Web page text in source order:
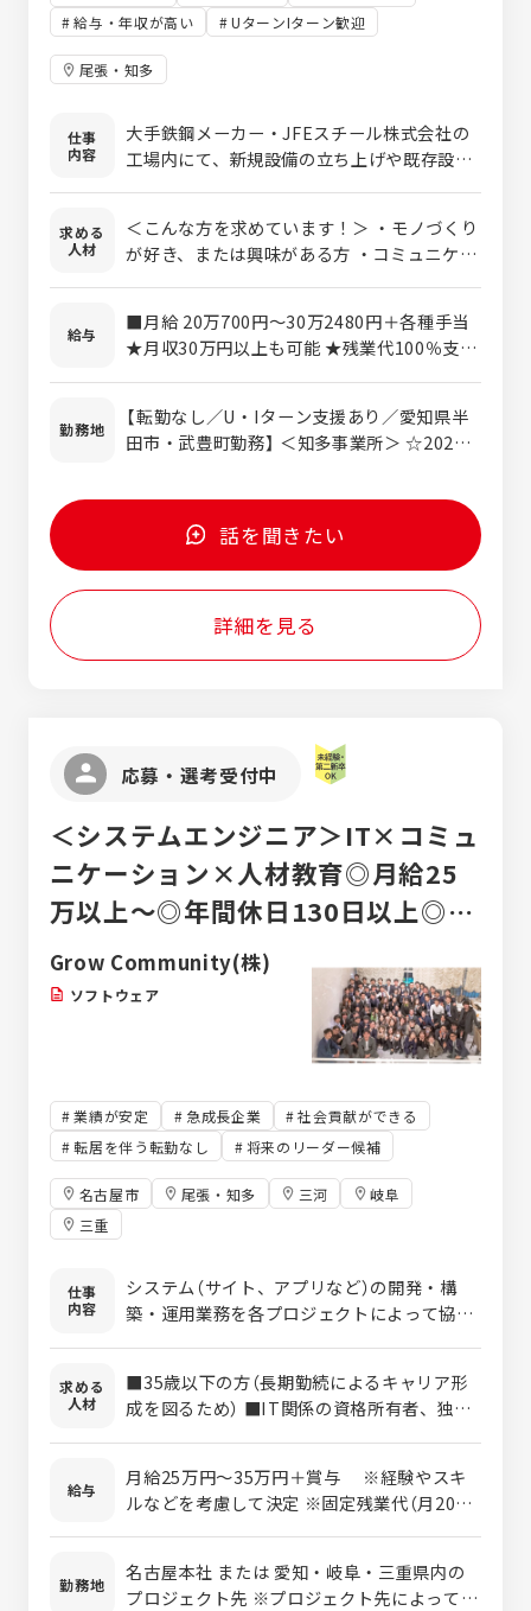
給与・年収が高い
UターンIターン歓迎
尾張・知多
仕事
内容
大手鉄鋼メーカー・JFEスチール株式会社の
工場内にて、新規設備の立ち上げや既存設備
きます。 ＜主な業務内容＞ ■溶接 鉄板の接
合や設備用の台製作など、溶接を中心とした
現場作業を行います。 ■施工管理 見積作成、
部材発注、現場での指示出し、工程・安全管
理などを担当します。 ■機械設計 CADを使
接業務からスタート。 先輩社員について、安
全ルールや設備知識、仕事の流れを基礎から
専門業務へステップアップしていきます。 ＜
職場の特長＞ ・20〜60代まで幅広い世代が
活躍中 ・風通しが良く、相談しやすい環境
・JFEスチール社員とも連携しながら業務を
進行 ・残業は月平均10時間以内と少なめ ・
未経験から技術を身につけられる教育体制あ
り
求める
人材
＜こんな方を求めています！＞ ・モノづくり
が好き、または興味がある方 ・コミュニケー
・約束をしっかりと守れる方 ＜あれば歓迎な
御経験＞ ・溶接 ・施工管理 ・機械設計 ※ど
れも業界は不問です
給与
■月給 20万700円〜30万2480円＋各種手当
★月収30万円以上も可能 ★残業代100％支給
経験1年 ・年収430万円／32歳・経験5年 ・
年収500万円／34歳・経験10年 ・年収600万
勤務地
【転勤なし／U・Iターン支援あり／愛知県半
田市・武豊町勤務】 ＜知多事業所＞ ☆2023
市川崎町1丁目1番地 JFEスチール株式会社
敷地内 └JR武豊線「東成岩駅」すぐ └JFEス
チール敷地内より車で2分 ＜武豊工場＞
☆2024年に新事務所が完成！ ○愛知県知多
郡武豊町富貴字前田側 └武豊インターチェン
ジより車で約6分 ※勤務地は希望を考慮のう
え決定します。 ※マイカー通勤OK（無料駐車
づき、転居を伴う入社の場合は家賃補助を支
給します（最大2万円）。 又、お引越し代金は
エリアの1LDK家賃相場は約5.5万円前後。 住
宅補助を活用すれば、実質4万円以下で住む
ことも可能です。
話を聞きたい
詳細を見る
応募・選考受付中
＜システムエンジニア＞IT×コミュ
ニケーション×人材教育◎月給25
万以上～◎年間休日130日以上◎リ
スキリング（再教育）を得意としてま
す！
Grow Community(株)
ソフトウェア
業績が安定 急成長企業
社会貢献ができる
転居を伴う転勤なし
将来のリーダー候補
名古屋市 尾張・知多 三河
岐阜
三重
仕事
内容
システム（サイト、アプリなど）の開発・構
築・運用業務を各プロジェクトによって協力
イトのシステム開発 ・自動車関連WEBサイ
トの開発 ・電子カルテシステムの導入開発
・車載ECUのアプリケーション開発 ・製造管
理の業務系アプリケーション開発 ・販売金融
システム保守 ・Androidアプリ開発 ・自治
求める
人材
■35歳以下の方（長期勤続によるキャリア形
成を図るため） ■IT関係の資格所有者、独学
ジニアを目指したい方
給与
月給25万円〜35万円＋賞与 ※経験やスキ
ルなどを考慮して決定 ※固定残業代（月20時
勤務地
名古屋本社 または 愛知・岐阜・三重県内の
プロジェクト先 ※プロジェクト先によって在